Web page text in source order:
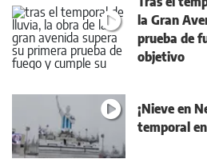
la Gran
prueba de
objetivo
¡Nieve en
temporal